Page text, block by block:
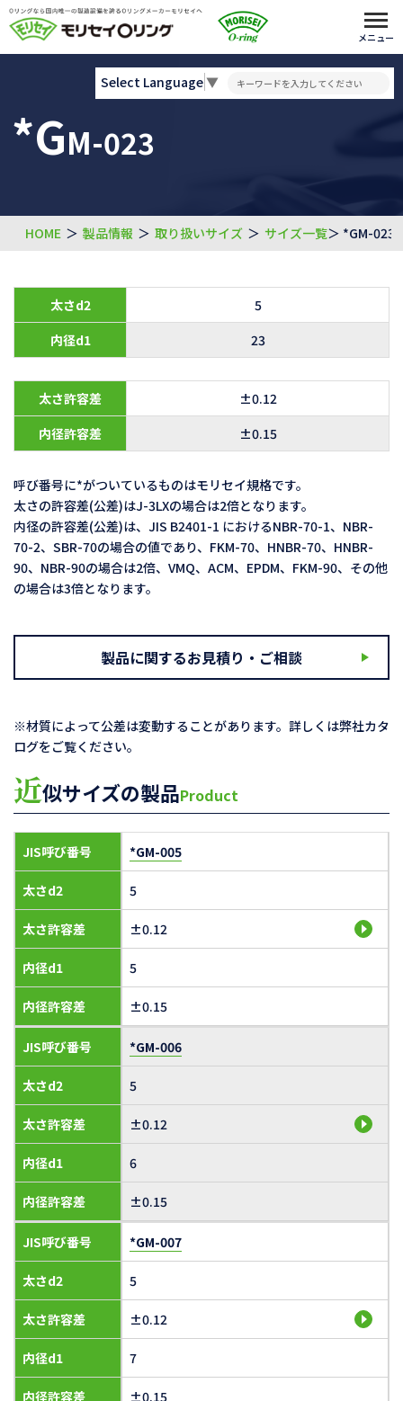
メニュー
*GM-023
Select Language▼
HOME ＞ 製品情報 ＞ 取り扱いサイズ ＞ サイズ一覧＞ *GM-023
太さd2
5
内径d1
23
太さ許容差
±0.12
内径許容差
±0.15
呼び番号に*がついているものはモリセイ規格です。
太さの許容差(公差)はJ-3LXの場合は2倍となります。
内径の許容差(公差)は、JIS B2401-1 におけるNBR-70-1、NBR-
70-2、SBR-70の場合の値であり、FKM-70、HNBR-70、HNBR-
90、NBR-90の場合は2倍、VMQ、ACM、EPDM、FKM-90、その他
の場合は3倍となります。
製品に関するお見積り・ご相談
※材質によって公差は変動することがあります。詳しくは弊社カタ
ログをご覧ください。
近似サイズの製品Product
JIS呼び番号
太さd2
太さ許容差
内径d1
内径許容差
*GM-005
5
±0.12
5
±0.15
JIS呼び番号
太さd2
太さ許容差
内径d1
内径許容差
*GM-006
5
±0.12
6
±0.15
JIS呼び番号
太さd2
太さ許容差
内径d1
内径許容差
*GM-007
5
±0.12
7
±0.15